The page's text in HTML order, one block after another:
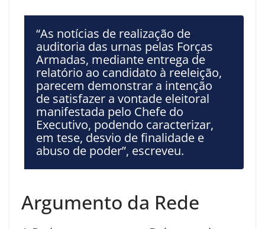
“As notícias de realização de
auditoria das urnas pelas Forças
Armadas, mediante entrega de
relatório ao candidato à reeleição,
parecem demonstrar a intenção
de satisfazer a vontade eleitoral
manifestada pelo Chefe do
Executivo, podendo caracterizar,
em tese, desvio de finalidade e
abuso de poder”, escreveu.
Argumento da Rede